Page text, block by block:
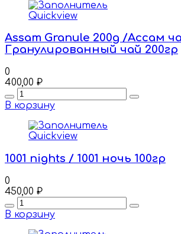
Quickview
Assam Granule 200g /Ассам
Гранулированный чай 200гр
0
400,00 ₽
Quantity
В корзину
Quickview
1001 nights / 1001 ночь 100гр
0
450,00 ₽
Quantity
В корзину